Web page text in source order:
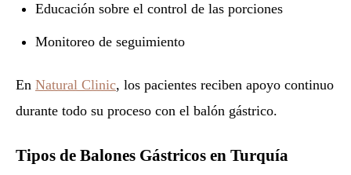
Educación sobre el control de las porciones
Monitoreo de seguimiento
En Natural Clinic, los pacientes reciben apoyo continuo
durante todo su proceso con el balón gástrico.
Tipos de Balones Gástricos en Turquía